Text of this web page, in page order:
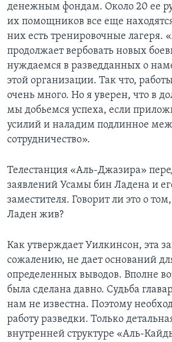
денежным фондам. Около 20 ее
их помощников все еще
них есть тренировочные лагеря.
продолжает вербовать новых
нуждаемся в разведданных о
этой организации. Так что,
очень много. Но я уверен, что в
мы добьемся успеха, если
усилий и наладим подлинное
сотрудничество».
Телестанция «Аль-Джазира»
заявлений Усамы бин Ладена и
заместителя. Говорит ли это о
Ладен жив?
Как утверждает Уилкинсон, эта
сожалению, не дает оснований
определенных выводов. Вполне
была сделана давно. Судьба
нам не известна. Поэтому
работу разведки. Только
внутренней структуре «Аль-